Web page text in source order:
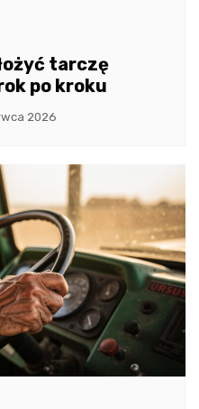
tarczę
po kroku
2026